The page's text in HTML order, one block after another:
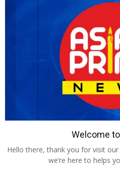
Welcome
Hello there, thank you for visit our
we’re here to helps